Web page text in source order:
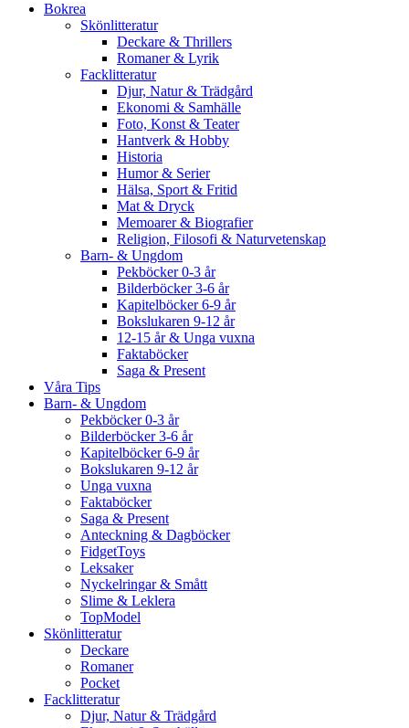
Bokrea
Skönlitteratur
Deckare & Thrillers
Romaner & Lyrik
Facklitteratur
Djur, Natur & Trädgård
Ekonomi & Samhälle
Foto, Konst & Teater
Hantverk & Hobby
Historia
Humor & Serier
Hälsa, Sport & Fritid
Mat & Dryck
Memoarer & Biografier
Religion, Filosofi & Naturvetenskap
Barn- & Ungdom
Pekböcker 0-3 år
Bilderböcker 3-6 år
Kapitelböcker 6-9 år
Bokslukaren 9-12 år
12-15 år & Unga vuxna
Faktaböcker
Saga & Present
Våra Tips
Barn- & Ungdom
Pekböcker 0-3 år
Bilderböcker 3-6 år
Kapitelböcker 6-9 år
Bokslukaren 9-12 år
Unga vuxna
Faktaböcker
Saga & Present
Anteckning & Dagböcker
FidgetToys
Leksaker
Nyckelringar & Smått
Slime & Leklera
TopModel
Skönlitteratur
Deckare
Romaner
Pocket
Facklitteratur
Djur, Natur & Trädgård